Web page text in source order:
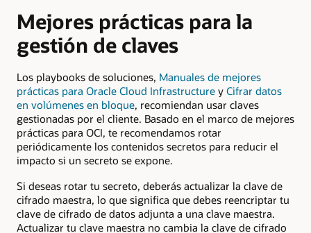
Mejores prácticas para la
gestión de claves
Los playbooks de soluciones, Manuales de mejores
prácticas para Oracle Cloud Infrastructure y Cifrar datos
en volúmenes en bloque, recomiendan usar claves
gestionadas por el cliente. Basado en el marco de mejores
prácticas para OCI, te recomendamos rotar
periódicamente los contenidos secretos para reducir el
impacto si un secreto se expone.
Si deseas rotar tu secreto, deberás actualizar la clave de
cifrado maestra, lo que significa que debes reencriptar tu
clave de cifrado de datos adjunta a una clave maestra.
Actualizar tu clave maestra no cambia la clave de cifrado